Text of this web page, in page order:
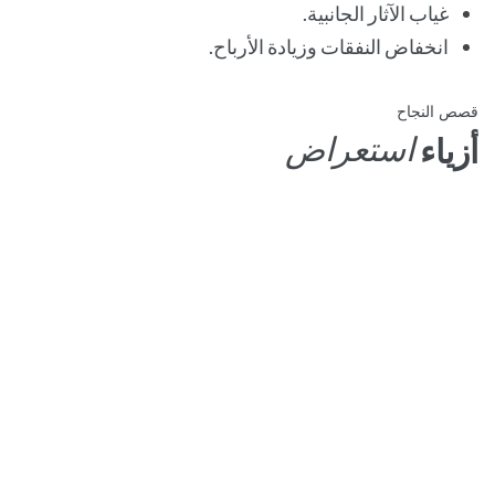
غياب الآثار الجانبية.
انخفاض النفقات وزيادة الأرباح.
قصص النجاح
أزياءاستعراض
الشروع